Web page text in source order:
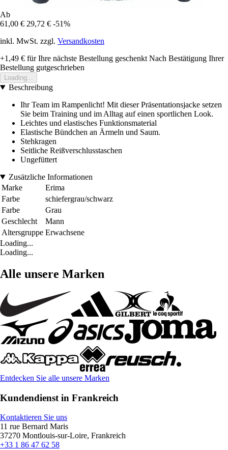
Ab
61,00 € 29,72 € -51%
inkl. MwSt. zzgl. Versandkosten
+1,49 € für Ihre nächste Bestellung geschenkt Nach Bestätigung Ihrer
Bestellung gutgeschrieben
Loading...
Beschreibung
Ihr Team im Rampenlicht! Mit dieser Präsentationsjacke setzen
Sie beim Training und im Alltag auf einen sportlichen Look.
Leichtes und elastisches Funktionsmaterial
Elastische Bündchen an Ärmeln und Saum.
Stehkragen
Seitliche Reißverschlusstaschen
Ungefüttert
Zusätzliche Informationen
Marke
Erima
Farbe
schiefergrau/schwarz
Farbe
Grau
Geschlecht
Mann
Altersgruppe Erwachsene
Loading...
Loading...
Alle unsere Marken
Entdecken Sie alle unsere Marken
Kundendienst in Frankreich
Kontaktieren Sie uns
11 rue Bernard Maris
37270 Montlouis-sur-Loire, Frankreich
+33 1 86 47 62 58